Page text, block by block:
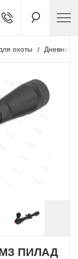
охоты Дневная
ПИЛАД